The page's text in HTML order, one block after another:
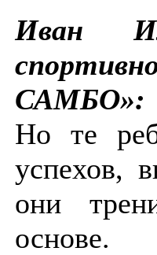
Иван
САМБО»:
Но те
успехов,
они
основе.